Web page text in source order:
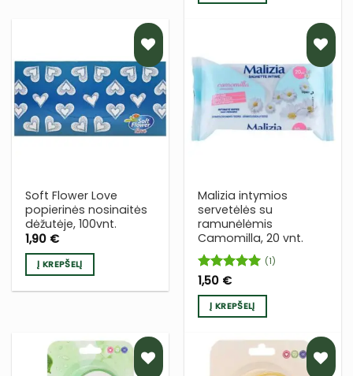
PRIDĖTI
Į NORŲ
SĄRAŠĄ
Soft Flower Love
popierinės nosinaitės
dėžutėje, 100vnt.
1,90 €
Į KREPŠELĮ
PRIDĖTI
Į NORŲ
SĄRAŠĄ
Malizia intymios
servetėlės su
ramunėlėmis
Camomilla, 20 vnt.
Įvertinimas:
(1)
1,50 €
Į KREPŠELĮ